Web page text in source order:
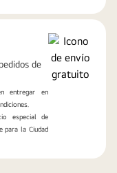
de
entregar en
especial de
para la Ciudad